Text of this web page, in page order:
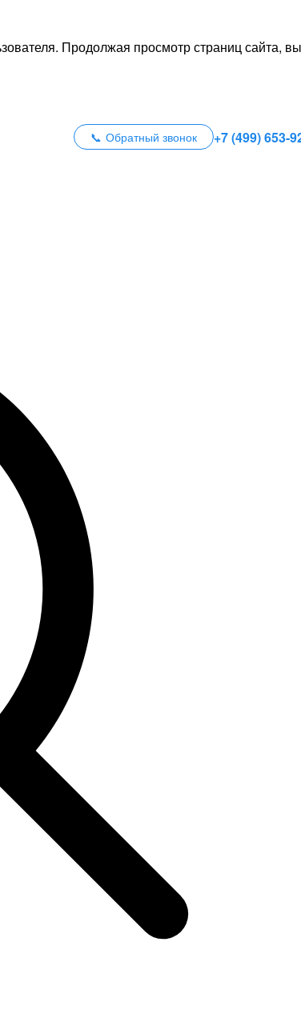
Продолжая просмотр страниц сайта,
Обратный звонок +7 (499) 653-